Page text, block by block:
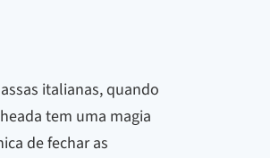
italianas, quando
tem uma magia
de fechar as